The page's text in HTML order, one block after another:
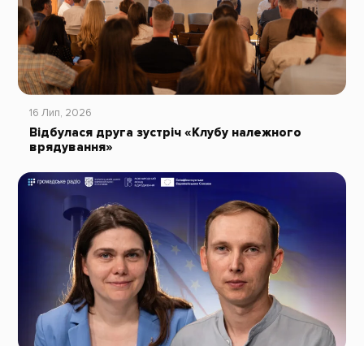
16 Лип, 2026
Відбулася друга зустріч «Клубу належного
врядування»